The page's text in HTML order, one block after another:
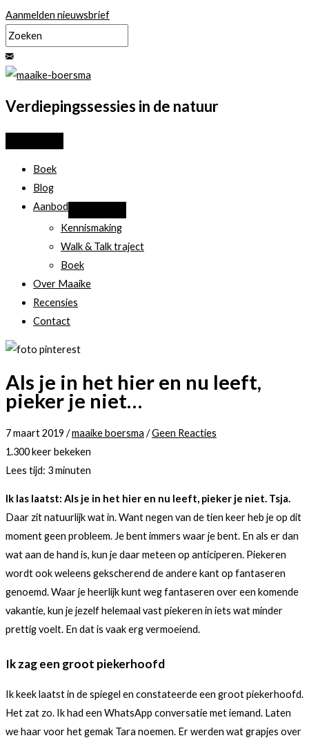
Ga
naar
de
inhoud
Aanmelden nieuwsbrief
Verdiepingssessies in de natuur
Boek
Blog
Aanbod
Kennismaking
Walk & Talk traject
Boek
Over Maaike
Recensies
Contact
Als je in het hier en nu leeft,
pieker je niet…
7 maart 2019 /maaike boersma /Geen Reacties
1.300 keer bekeken
Lees tijd: 3minuten
Ik las laatst: Als je in het hier en nu leeft, pieker je niet. Tsja.
Daar zit natuurlijk wat in. Want negen van de tien keer heb je op dit
moment geen probleem. Je bent immers waar je bent. En als er dan
wat aan de hand is, kun je daar meteen op anticiperen. Piekeren
wordt ook weleens gekscherend de andere kant op fantaseren
genoemd. Waar je heerlijk kunt weg fantaseren over een komende
vakantie, kun je jezelf helemaal vast piekeren in iets wat minder
prettig voelt. En dat is vaak erg vermoeiend.
Ik zag een groot piekerhoofd
Ik keek laatst in de spiegel en constateerde een groot piekerhoofd.
Het zat zo. Ik had een WhatsApp conversatie met iemand. Laten
we haar voor het gemak Tara noemen. Er werden wat grapjes over